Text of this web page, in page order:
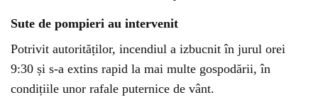
Sute de pompieri au intervenit
Potrivit autorităților, incendiul a izbucnit în jurul orei
9:30 și s-a extins rapid la mai multe gospodării, în
condițiile unor rafale puternice de vânt.